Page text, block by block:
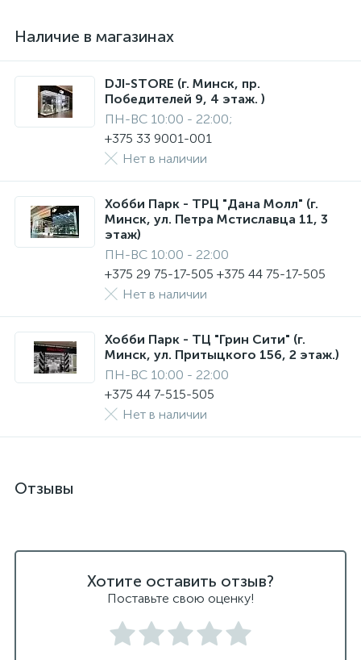
Наличие в магазинах
DJI-STORE (г. Минск, пр.
Победителей 9, 4 этаж. )
ПН-ВС 10:00 - 22:00;
+375 33 9001-001
Нет в наличии
Хобби Парк - ТРЦ "Дана Молл" (г.
Минск, ул. Петра Мстиславца 11, 3
этаж)
ПН-ВС 10:00 - 22:00
+375 29 75-17-505 +375 44 75-17-505
Нет в наличии
Хобби Парк - ТЦ "Грин Сити" (г.
Минск, ул. Притыцкого 156, 2 этаж.)
ПН-ВС 10:00 - 22:00
+375 44 7-515-505
Нет в наличии
Отзывы
Хотите оставить отзыв?
Поставьте свою оценку!